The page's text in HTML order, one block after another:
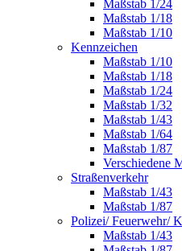
Maßstab 1/24
Maßstab 1/18
Maßstab 1/10
Kennzeichen
Maßstab 1/10
Maßstab 1/18
Maßstab 1/24
Maßstab 1/32
Maßstab 1/43
Maßstab 1/64
Maßstab 1/87
Verschiedene
Straßenverkehr
Maßstab 1/43
Maßstab 1/87
Polizei/ Feuerwehr/
Maßstab 1/43